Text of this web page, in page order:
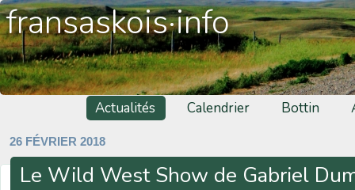
fransaskois·info
Actualités Calendrier Bottin
26 FÉVRIER 2018
Le Wild West Show de Gabriel